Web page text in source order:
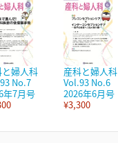
と婦人科
No.7
年7月号
産科と婦人科
Vol.93 No.6
2026年6月号
¥3,300